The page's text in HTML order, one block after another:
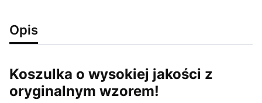
Opis
Koszulka o wysokiej jakości z
oryginalnym wzorem!